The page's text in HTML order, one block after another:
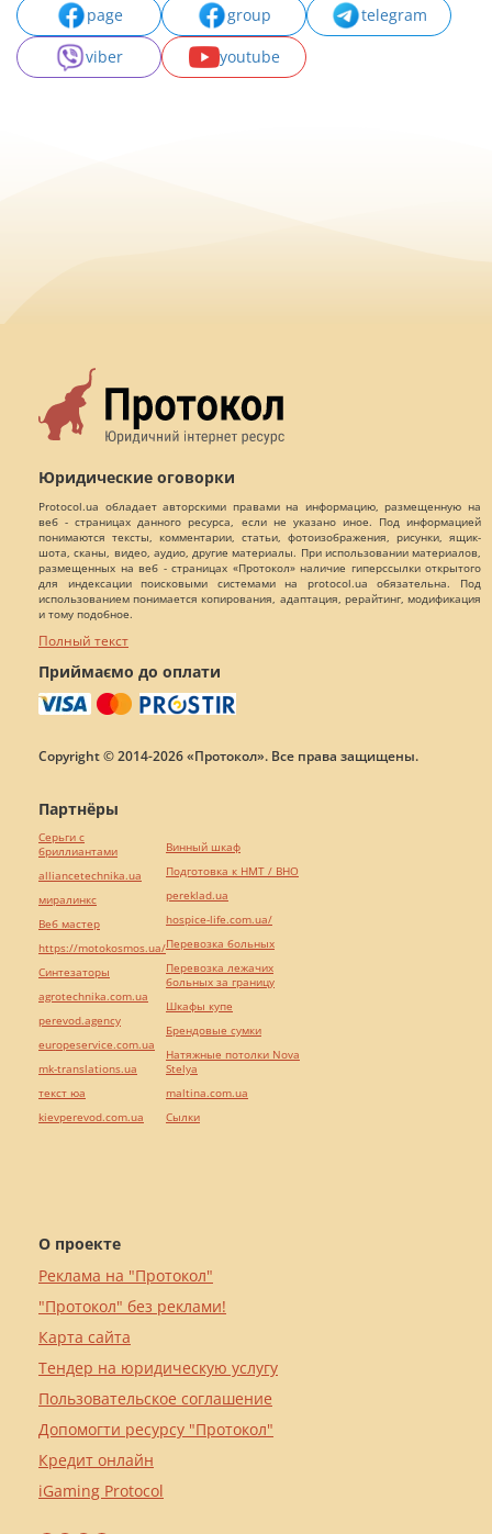
page group
telegram
viber
youtube
Юридические оговорки
Protocol.ua обладает авторскими правами на информацию, размещенную на
веб - страницах данного ресурса, если не указано иное. Под информацией
понимаются тексты, комментарии, статьи, фотоизображения, рисунки, ящик-
шота, сканы, видео, аудио, другие материалы. При использовании материалов,
размещенных на веб - страницах «Протокол» наличие гиперссылки открытого
для индексации поисковыми системами на protocol.ua обязательна. Под
использованием понимается копирования, адаптация, рерайтинг, модификация
и тому подобное.
Полный текст
Приймаємо до оплати
Copyright © 2014-2026 «Протокол». Все права защищены.
О проекте
Реклама на "Протокол"
"Протокол" без реклами!
Карта сайта
Тендер на юридическую услугу
Пользовательское соглашение
Допомогти ресурсу "Протокол"
Кредит онлайн
iGaming Protocol
Партнёры
Серьги с
бриллиантами
alliancetechnika.ua
миралинкс
Веб мастер
https://motokosmos.ua/
Синтезаторы
agrotechnika.com.ua
perevod.agency
europeservice.com.ua
mk-translations.ua
текст юа
kievperevod.com.ua
Винный шкаф
Подготовка к НМТ / ВНО
pereklad.ua
hospice-life.com.ua/
Перевозка больных
Перевозка лежачих
больных за границу
Шкафы купе
Брендовые сумки
Натяжные потолки Nova
Stelya
maltina.com.ua
Cылки